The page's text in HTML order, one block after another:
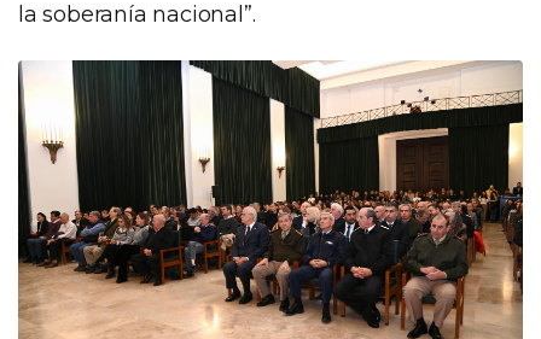
la soberanía nacional”.